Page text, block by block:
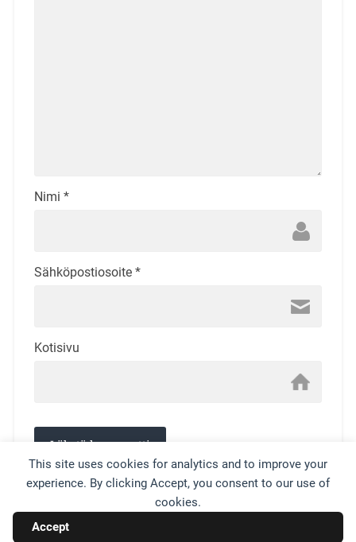
This site uses cookies for analytics and to improve your
experience. By clicking Accept, you consent to our use of
cookies.
Accept
Nimi *
Sähköpostiosoite *
Kotisivu
This site uses Akismet to reduce spam.
comment data is processed.